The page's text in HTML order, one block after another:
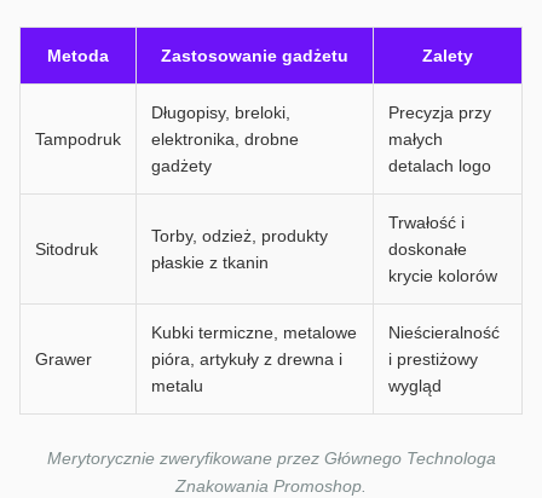
Metoda Zastosowanie gadżetu Zalety
Tampodruk
Długopisy, breloki,
elektronika, drobne
gadżety
Precyzja przy
małych
detalach logo
Sitodruk
Torby, odzież, produkty
płaskie z tkanin
Trwałość i
doskonałe
krycie kolorów
Grawer
Kubki termiczne, metalowe
pióra, artykuły z drewna i
metalu
Nieścieralność
i prestiżowy
wygląd
Merytorycznie zweryfikowane przez Głównego Technologa
Znakowania Promoshop.